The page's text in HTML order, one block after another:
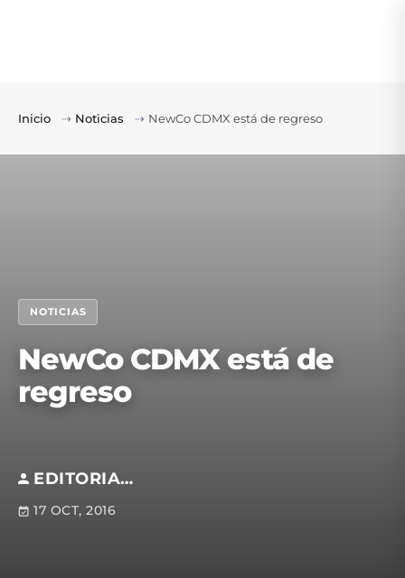
Inicio ⇢ Noticias ⇢ NewCo CDMX está de regreso
NOTICIAS
NewCo CDMX está de
regreso
EDITORIAL S.M
17 OCT, 2016